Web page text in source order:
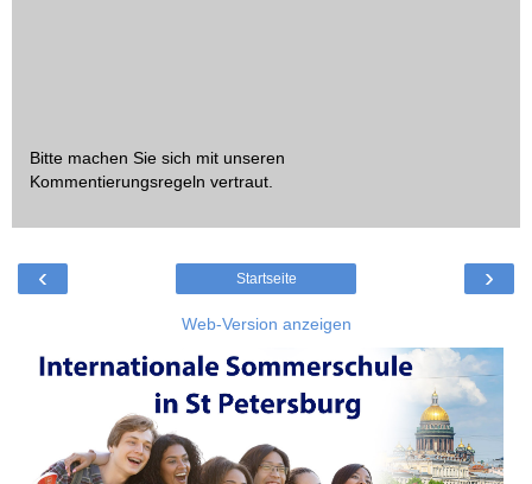
Bitte machen Sie sich mit unseren
Kommentierungsregeln vertraut.
‹ ›
Startseite
Web-Version anzeigen